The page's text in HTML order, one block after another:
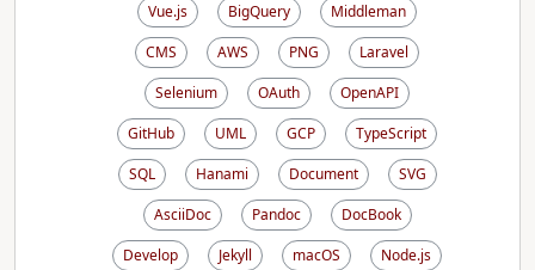
Vue.js
BigQuery
Middleman
CMS
AWS PNG
Laravel
Selenium
OAuth
OpenAPI
GitHub
UML GCP
TypeScript
SQL
Hanami Document
SVG
AsciiDoc
Pandoc
DocBook
Develop
Jekyll macOS Node.js